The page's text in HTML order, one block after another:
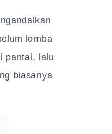
lomba
pantai, lalu
biasanya